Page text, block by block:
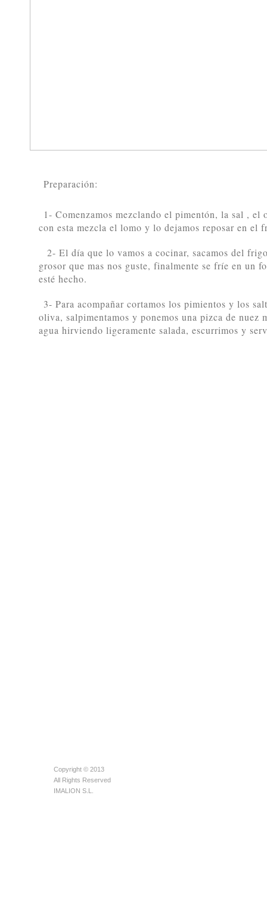
Preparación:
1- Comenzamos mezclando el pimentón, la sal , el
con esta mezcla el lomo y lo dejamos reposar en el
2- El día que lo vamos a cocinar, sacamos del
grosor que mas nos guste, finalmente se fríe en un
esté hecho.
3- Para acompañar cortamos los pimientos y los
oliva, salpimentamos y ponemos una pizca de nuez
agua hirviendo ligeramente salada, escurrimos y
Copyright © 2013
All Rights Reserved
IMALION S.L.